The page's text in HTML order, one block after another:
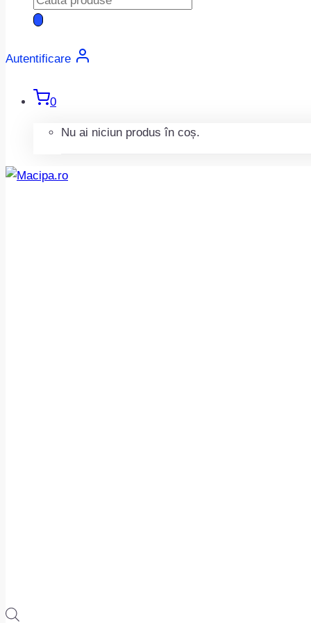
search
Autentificare
0
Nu ai niciun produs în coș.